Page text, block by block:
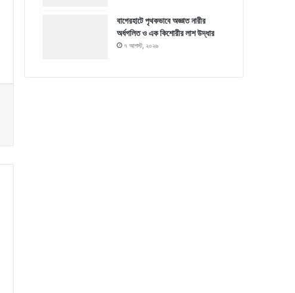
বাগেরহাটে পৃথকভাবে অজ্ঞাত নারীর
অর্ধগলিত ও এক কিশোরীর লাশ উদ্ধার
৭ আগস্ট, ২০২৬